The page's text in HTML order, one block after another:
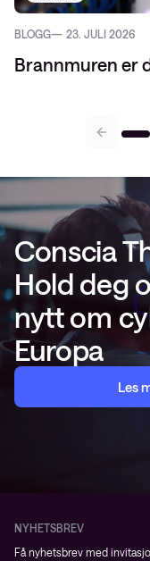
BLOGG 23. JULI 2026
Brannmuren er
Conscia
Hold deg
nytt om
Europa
Les
NYHETSBREV
Få nyhetsbrev med